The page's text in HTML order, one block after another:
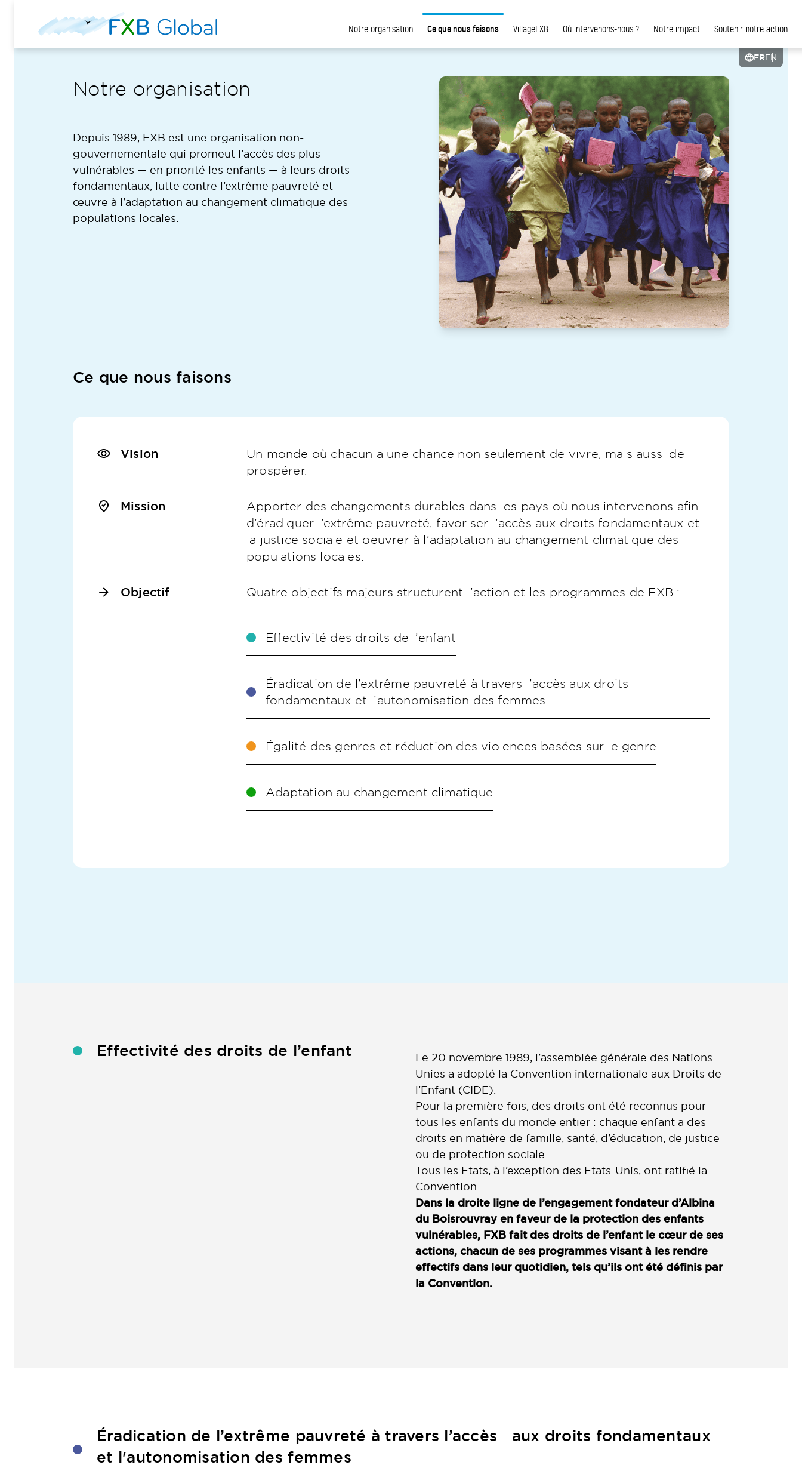
Notre organisation Ce que nous faisons VillageFXB Où intervenons-nous ? Notre impact Soutenir notre action
FREN
Notre organisation
Depuis 1989, FXB est une organisation non-
gouvernementale qui promeut l’accès des plus
vulnérables — en priorité les enfants — à leurs droits
fondamentaux, lutte contre l’extrême pauvreté et
œuvre à l’adaptation au changement climatique des
populations locales.
Ce que nous faisons
Vision
Un monde où chacun a une chance non seulement de vivre, mais aussi de
prospérer.
Mission
Apporter des changements durables dans les pays où nous intervenons afin
d’éradiquer l’extrême pauvreté, favoriser l’accès aux droits fondamentaux et
la justice sociale et oeuvrer à l’adaptation au changement climatique des
populations locales.
Objectif Quatre objectifs majeurs structurent l’action et les programmes de FXB :
Effectivité des droits de l’enfant
Éradication de l’extrême pauvreté à travers l’accès aux droits
fondamentaux et l’autonomisation des femmes
Égalité des genres et réduction des violences basées sur le genre
Adaptation au changement climatique
Effectivité des droits de l’enfant
Le 20 novembre 1989, l’assemblée générale des Nations
Unies a adopté la Convention internationale aux Droits de
l’Enfant (CIDE).
Pour la première fois, des droits ont été reconnus pour
tous les enfants du monde entier : chaque enfant a des
droits en matière de famille, santé, d’éducation, de justice
ou de protection sociale.
Tous les Etats, à l’exception des Etats-Unis, ont ratifié la
Convention.
Dans la droite ligne de l’engagement fondateur d’Albina
du Boisrouvray en faveur de la protection des enfants
vulnérables, FXB fait des droits de l’enfant le cœur de ses
actions, chacun de ses programmes visant à les rendre
effectifs dans leur quotidien, tels qu’ils ont été définis par
la Convention.
Éradication de l’extrême pauvreté à travers l’accès aux droits fondamentaux
et l'autonomisation des femmes